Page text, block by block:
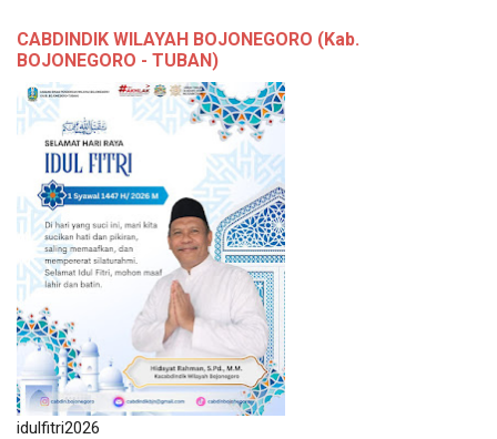
CABDINDIK WILAYAH BOJONEGORO (Kab.
BOJONEGORO - TUBAN)
idulfitri2026